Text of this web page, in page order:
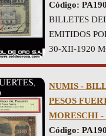
Código:
BILLETES
EMITIDOS
30-XII-1920
NUMIS -
PESOS
MORESCHI
Código: